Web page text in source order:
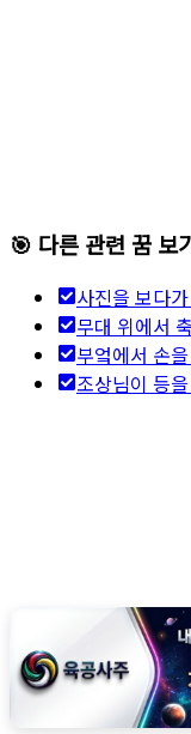
🎯 다른 관련 꿈 보
사진을 보다
무대 위에서
부엌에서 손
조상님이 등